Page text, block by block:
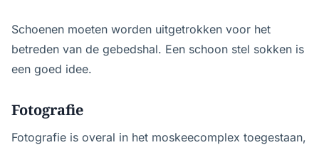
Schoenen moeten worden uitgetrokken voor het
betreden van de gebedshal. Een schoon stel sokken is
een goed idee.
Fotografie
Fotografie is overal in het moskeecomplex toegestaan,